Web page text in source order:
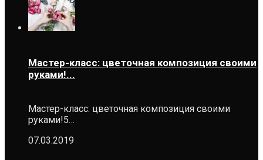
Мастер-класс: цветочная композиция своими
руками!...
Мастер-класс: цветочная композиция своими
руками!5…
07.03.2019